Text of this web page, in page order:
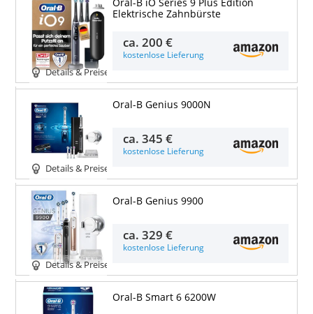
Details & Preise
Oral-B iO Series 9 Plus Edition
Elektrische Zahnbürste
ca.200 €
kostenlose Lieferung
Details & Preise
Oral-B Genius 9000N
ca.345 €
kostenlose Lieferung
Details & Preise
Oral-B Genius 9900
ca.329 €
kostenlose Lieferung
Oral-B Smart 6 6200W